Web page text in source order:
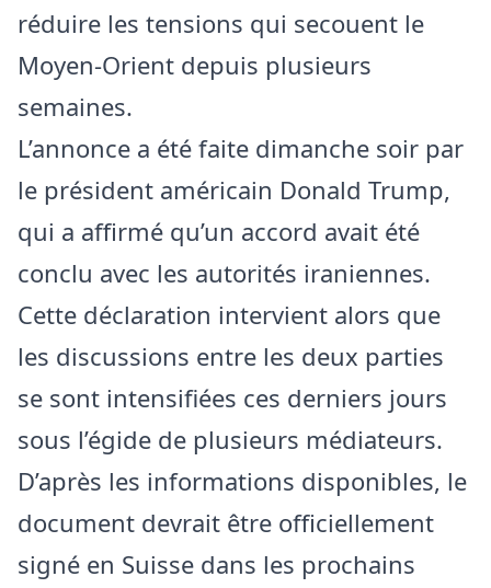
réduire les tensions qui secouent le
Moyen-Orient depuis plusieurs
semaines.
L’annonce a été faite dimanche soir par
le président américain Donald Trump,
qui a affirmé qu’un accord avait été
conclu avec les autorités iraniennes.
Cette déclaration intervient alors que
les discussions entre les deux parties
se sont intensifiées ces derniers jours
sous l’égide de plusieurs médiateurs.
D’après les informations disponibles, le
document devrait être officiellement
signé en Suisse dans les prochains